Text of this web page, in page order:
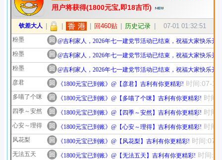
用户将获得(1800元宝,即18吉币)
钦差大人 回460贴 历史记录 07-01 01:32:51
粉墨 回 @吉利家人，2026年七一建党节活动已结束，祝福大家快乐开
粉墨
回 @吉利家人，2026年七一建党节活动已结束，祝福大家快乐开
粉墨
回 @吉利家人，2026年七一建党节活动已结束，祝福大家快乐开
彦君
回 《1800元宝已到账》@【彦君】吉利有你更精彩! 时间:07-
多喵了个咪 回 《1800元宝已到账》@【多喵了个咪】吉利有你更精彩! 时间
四季～安然 回 《1800元宝已到账》@【四季～安然】吉利有你更精彩! 时间
心安～理得 回 《1800元宝已到账》@【心安～理得】吉利有你更精彩! 时间
风花梨 回 《1800元宝已到账》@【风花梨】吉利有你更精彩! 时间:07-
无法五天 回 《1800元宝已到账》@【无法五天】吉利有你更精彩! 时间